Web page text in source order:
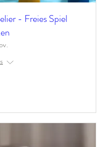
- Freies Spiel